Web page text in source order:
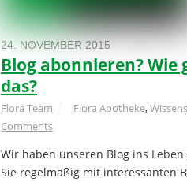
24. NOVEMBER 2015
Blog abonnieren? Wie
das?
Flora Team Flora Apotheke,
Comments
Wir haben unseren Blog ins
Sie regelmäßig mit interessanten